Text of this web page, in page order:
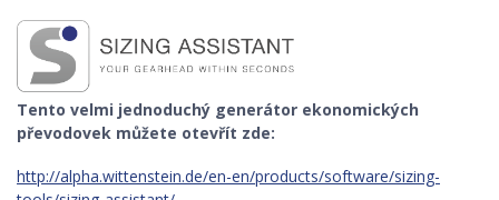
Tento velmi jednoduchý generátor ekonomických
převodovek můžete otevřít zde:
http://alpha.wittenstein.de/en-en/products/software/sizing-